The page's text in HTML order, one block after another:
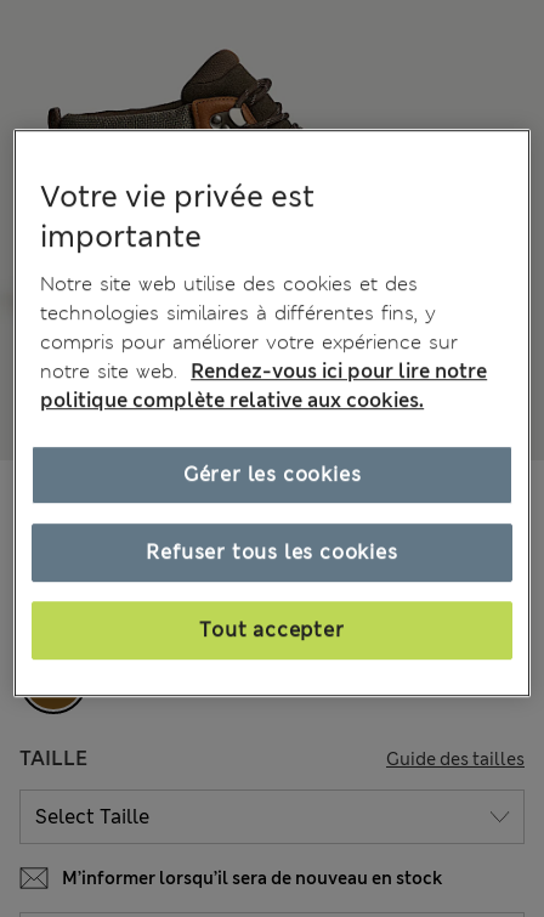
31 les commentaires reçus
€110,00
TAILLE Guide des tailles
M’informer lorsqu’il sera de nouveau en stock
Votre vie privée est
importante
Notre site web utilise des cookies et des
technologies similaires à différentes fins, y
compris pour améliorer votre expérience sur
notre site web.
Rendez-vous ici pour lire notre
politique complète relative aux cookies.
Refuser tous les cookies
Tout accepter
Gérer les cookies